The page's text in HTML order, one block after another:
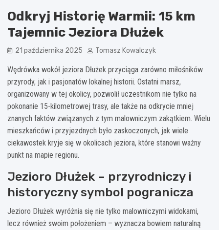
Odkryj Historię Warmii: 15 km
Tajemnic Jeziora Dłużek
21 października 2025 Tomasz Kowalczyk
Wędrówka wokół jeziora Dłużek przyciąga zarówno miłośników
przyrody, jak i pasjonatów lokalnej historii. Ostatni marsz,
organizowany w tej okolicy, pozwolił uczestnikom nie tylko na
pokonanie 15-kilometrowej trasy, ale także na odkrycie mniej
znanych faktów związanych z tym malowniczym zakątkiem. Wielu
mieszkańców i przyjezdnych było zaskoczonych, jak wiele
ciekawostek kryje się w okolicach jeziora, które stanowi ważny
punkt na mapie regionu.
Jezioro Dłużek – przyrodniczy i
historyczny symbol pogranicza
Jezioro Dłużek wyróżnia się nie tylko malowniczymi widokami,
lecz również swoim położeniem – wyznacza bowiem naturalną